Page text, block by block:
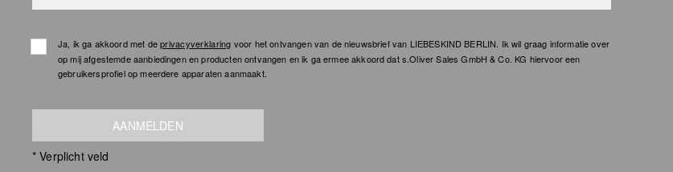
Ja, ik ga akkoord met deprivacyverklaring voor het ontvangen van de nieuwsbrief van LIEBESKIND BERLIN. Ik wil graag informatie over
op mij afgestemde aanbiedingen en producten ontvangen en ik ga ermee akkoord dat s.Oliver Sales GmbH & Co. KG hiervoor een
gebruikersprofiel op meerdere apparaten aanmaakt.
AANMELDEN
* Verplicht veld